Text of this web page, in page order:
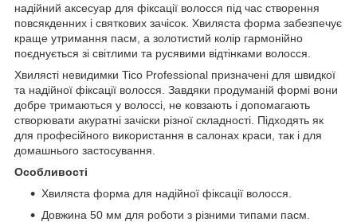
надійний аксесуар для фіксації волосся під час створення
повсякденних і святкових зачісок. Хвиляста форма забезпечує
краще утримання пасм, а золотистий колір гармонійно
поєднується зі світлими та русявими відтінками волосся.
Хвилясті невидимки Tico Professional призначені для швидкої
та надійної фіксації волосся. Завдяки продуманій формі вони
добре тримаються у волоссі, не ковзають і допомагають
створювати акуратні зачіски різної складності. Підходять як
для професійного використання в салонах краси, так і для
домашнього застосування.
Особливості
Хвиляста форма для надійної фіксації волосся.
Довжина 50 мм для роботи з різними типами пасм.